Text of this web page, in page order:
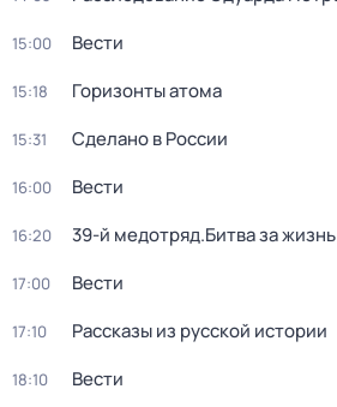
15:00 Вести
15:18 Горизонты атома
15:31 Сделано в России
16:00 Вести
16:20 39-й медотряд.Битва за жизнь
17:00 Вести
17:10 Рассказы из русской истории
18:10 Вести